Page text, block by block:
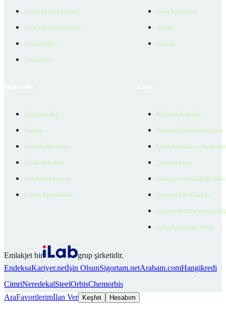
Konut Kredisi Rehberi
Ne Kadar Ödeyebilirim
Emlak Değeri
Verilerimiz
İnsan Kaynakları
İletişim
Yardım
Danışman Bul
Projeler
Ücretsiz İlan Verin
Üyelik Paketleri
EmlakZeka Asistan
Uzman Danışmanlar
Kullanım Koşulları
Bireysel Üyelik Sözleşmesi
Çerez Politikası ve
Çerez Ayarları
Kullanıcı Veri Gizliliği
Ziyaretçi Veri Gizliliği
Müşteri Yetkilisi Veri
Aday Aydınlatma Metni
Emlakjet bir
grup şirketidir.
EndeksaKariyer.netİşin OlsunSigortam.netArabam.comHangikredi
CimriNeredekalSteelOrbisChemorbis
AraFavorilerimİlan Ver Keşfet Hesabım